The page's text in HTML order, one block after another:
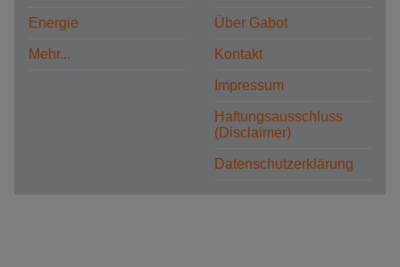
Energie
Mehr...
Über Gabot
Kontakt
Impressum
Haftungsausschluss
(Disclaimer)
Datenschutzerklärung